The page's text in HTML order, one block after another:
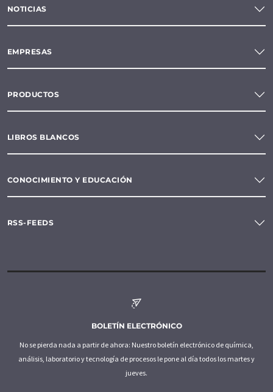
NOTICIAS
EMPRESAS
PRODUCTOS
LIBROS BLANCOS
CONOCIMIENTO Y EDUCACIÓN
RSS-FEEDS
BOLETÍN ELECTRÓNICO
No se pierda nada a partir de ahora: Nuestro boletín electrónico de química,
análisis, laboratorio y tecnología de procesos le pone al día todos los martes y
jueves.